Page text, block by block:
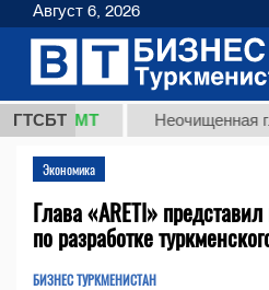
ГТСБТ
ТМТ Неочищенная
Экономика
Глава «ARETI»
по разработке
БИЗНЕС ТУРКМЕНИСТАН
Август 6, 2026